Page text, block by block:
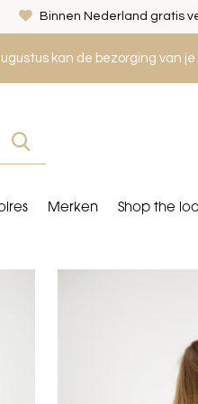
kan de bezorging
Merken Shop the
Binnen Nederland gratis